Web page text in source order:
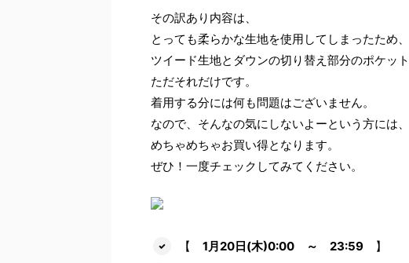
その訳あり内容は、
とっても柔らかな生地を使用してしまったため、
ツイード生地とダウンの切り替え部分のポケッ
ただそれだけです。
着用する分には何も問題はございません。
なので、そんなの気にしないよーという方には、
めちゃめちゃお買い得となります。
ぜひ！一度チェックしてみてください。
【 1月20日(木)0:00 ～ 23:59 】